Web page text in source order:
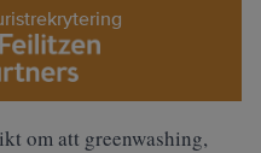
om att greenwashing,